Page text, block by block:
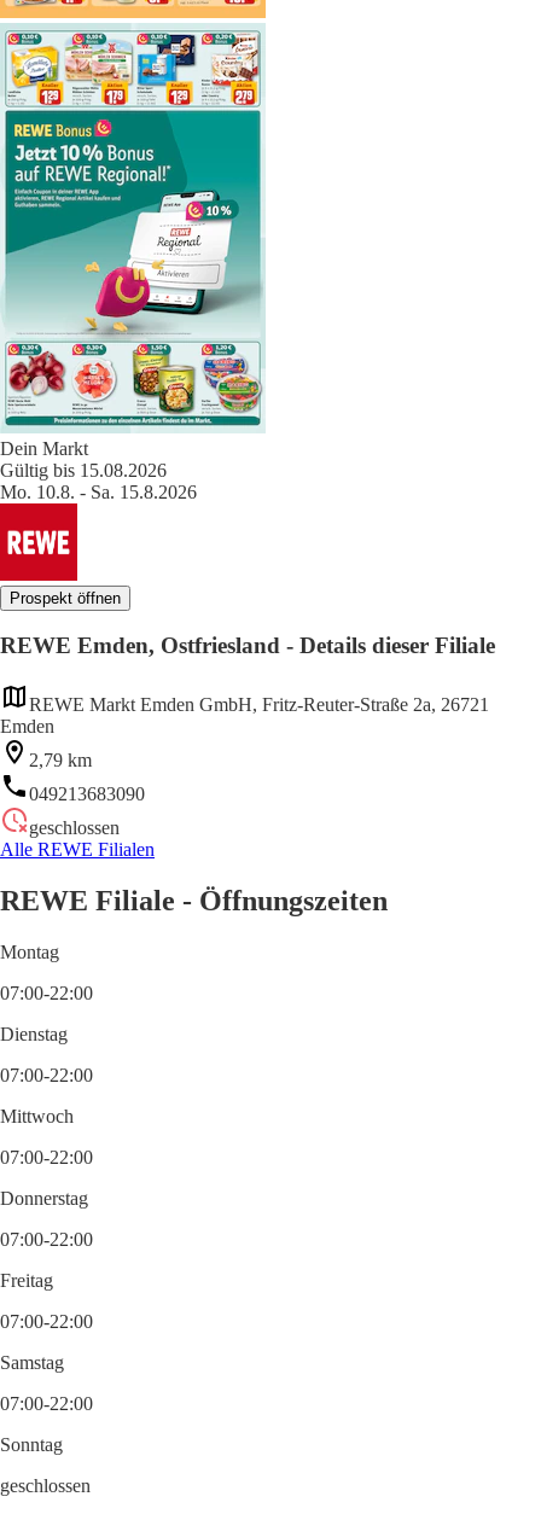
Dein Markt
Gültig bis 15.08.2026
Mo. 10.8. - Sa. 15.8.2026
Prospekt öffnen
REWE Emden, Ostfriesland - Details dieser Filiale
REWE Markt Emden GmbH, Fritz-Reuter-Straße 2a, 26721
Emden
2,79 km
049213683090
geschlossen
Alle REWE Filialen
REWE Filiale - Öffnungszeiten
Montag
07:00-22:00
Dienstag
07:00-22:00
Mittwoch
07:00-22:00
Donnerstag
07:00-22:00
Freitag
07:00-22:00
Samstag
07:00-22:00
Sonntag
geschlossen